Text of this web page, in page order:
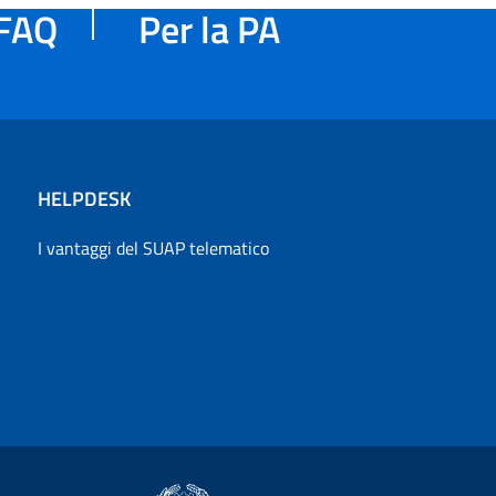
Per la PA
HELPDESK
I vantaggi del SUAP telematico